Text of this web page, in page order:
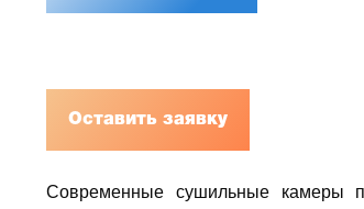
Оставить заявку
Современные сушильные камеры